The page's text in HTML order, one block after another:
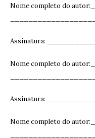
Nome completo do
Assinatura:
Nome completo do
Assinatura:
Nome completo do